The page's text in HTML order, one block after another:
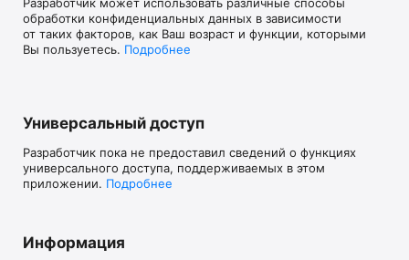
покупки
- В течение активного периода подписки не отменяется
текущая подписка
- Любая неиспользованная часть бесплатного
- Наша политика конфиденциальности и условия
использования: https://www.azumio.com/page/privacypolicy
Примечание. Дальнейшее использование GPS,
работающего в фоновом режиме, может значительно
уменьшить срок службы батареи.
https://www.azumio.com/page/privacypolicy
обработки конфиденциальных данных в зависимости
от таких факторов, как Ваш возраст и функции, которыми
Вы пользуетесь. Подробнее
Универсальный доступ
Разработчик пока не предоставил сведений о функциях
универсального доступа, поддерживаемых в этом
приложении. Подробнее
Информация